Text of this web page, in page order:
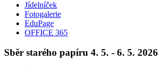
Jídelníček
Fotogalerie
EduPage
OFFICE 365
Sběr starého papíru 4. 5. - 6. 5. 2026